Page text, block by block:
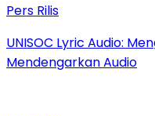
Pers Rilis
UNISOC Lyric Audio:
Mendengarkan Audio